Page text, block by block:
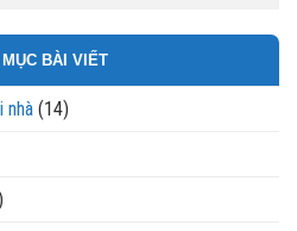
BÀI VIẾT
nhà (14)